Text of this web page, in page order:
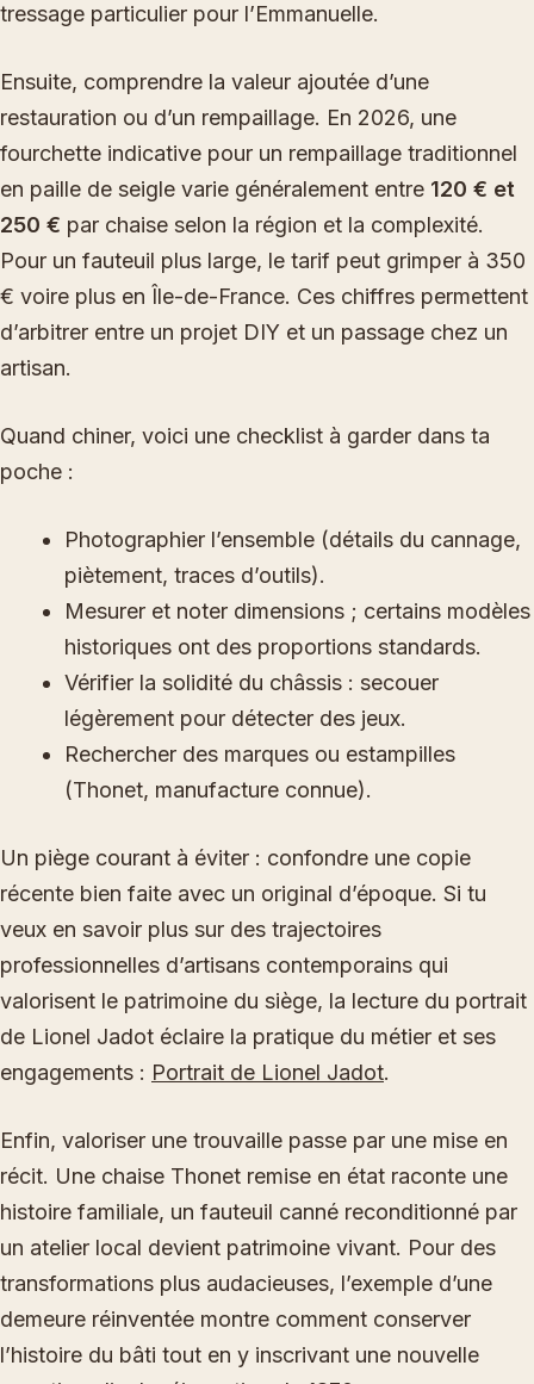
tressage particulier pour l’Emmanuelle.
Ensuite, comprendre la valeur ajoutée d’une
restauration ou d’un rempaillage. En 2026, une
fourchette indicative pour un rempaillage traditionnel
en paille de seigle varie généralement entre 120 € et
250 € par chaise selon la région et la complexité.
Pour un fauteuil plus large, le tarif peut grimper à 350
€ voire plus en Île-de-France. Ces chiffres permettent
d’arbitrer entre un projet DIY et un passage chez un
artisan.
Quand chiner, voici une checklist à garder dans ta
poche :
Photographier l’ensemble (détails du cannage,
piètement, traces d’outils).
Mesurer et noter dimensions ; certains modèles
historiques ont des proportions standards.
Vérifier la solidité du châssis : secouer
légèrement pour détecter des jeux.
Rechercher des marques ou estampilles
(Thonet, manufacture connue).
Un piège courant à éviter : confondre une copie
récente bien faite avec un original d’époque. Si tu
veux en savoir plus sur des trajectoires
professionnelles d’artisans contemporains qui
valorisent le patrimoine du siège, la lecture du portrait
de Lionel Jadot éclaire la pratique du métier et ses
engagements : Portrait de Lionel Jadot.
Enfin, valoriser une trouvaille passe par une mise en
récit. Une chaise Thonet remise en état raconte une
histoire familiale, un fauteuil canné reconditionné par
un atelier local devient patrimoine vivant. Pour des
transformations plus audacieuses, l’exemple d’une
demeure réinventée montre comment conserver
l’histoire du bâti tout en y inscrivant une nouvelle